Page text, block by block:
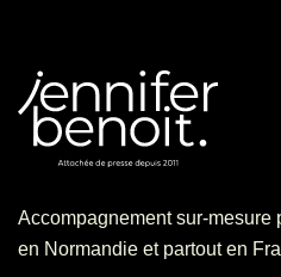
Accompagnement sur-mesure
en Normandie et partout en